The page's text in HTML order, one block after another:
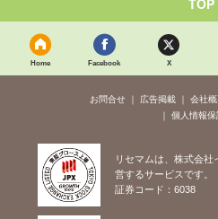
Home Facebook X
お問合せ 広告掲載 会社
個人情報保
リセマムは、株式会社
営するサービスです。
証券コード：6038